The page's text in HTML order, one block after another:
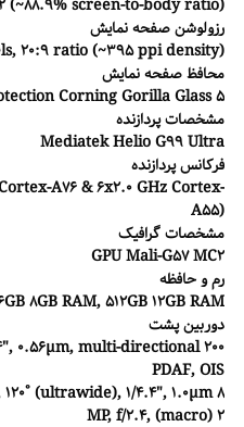
(~88.9% screen-to-body ratio)
رزولوشن صفحه نمایش
20:9 ratio (~395 ppi density)
محافظ صفحه نمایش
Corning Gorilla Glass 5
مشخصات پردازنده
Mediatek Helio G99 Ultra
فرکانس پردازنده
A76 & 6x2.0 GHz Cortex-
A55)
مشخصات گرافیک
GPU Mali-G57 MC2
رم و حافظه
8GB RAM, 512GB 12GB RAM
دوربین پشت
0.56µm, multi-directional
PDAF, OIS
8 MP, f/2.2, 15mm, 120˚ (ultrawide), 1/4.4", 1.0µm
2 MP, f/2.4, (macro)